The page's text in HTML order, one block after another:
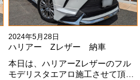
2024年5月28日
ハリアー Zレザー 納車
本日は、ハリアーZレザーのフル
モデリスタエアロ施工させて頂き